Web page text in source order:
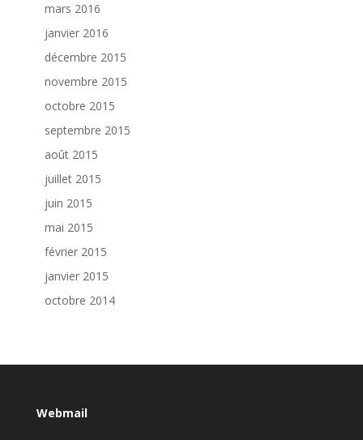
mars 2016
janvier 2016
décembre 2015
novembre 2015
octobre 2015
septembre 2015
août 2015
juillet 2015
juin 2015
mai 2015
février 2015
janvier 2015
octobre 2014
Webmail